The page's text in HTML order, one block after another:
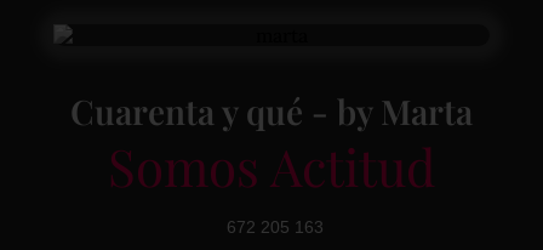
Cuarenta y qué - by Marta
Somos Actitud
672 205 163